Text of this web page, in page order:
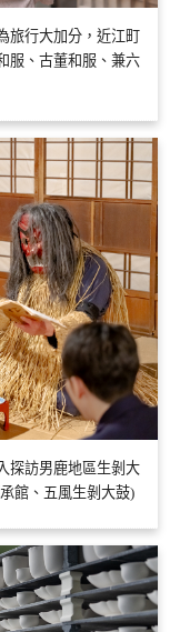
旅行大加分，近江町
服、古董和服、兼六
探訪男鹿地區生剝大
館、五風生剝大鼓)